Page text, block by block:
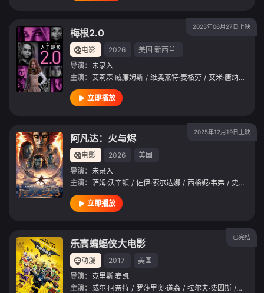
2025年06月27日上映
梅根2.0
电影 2026 美国 新西兰
导演： 未录入
主演： 艾莉森·威廉姆斯 / 维奥莱特·麦格劳 / 艾米·唐纳德
立即播放
2025年12月19日上映
阿凡达：火与烬
电影 2026
美国
导演： 未录入
主演： 萨姆·沃辛顿 / 佐伊·索尔达娜 / 西格妮·韦弗 / 史蒂芬·朗
立即播放
已完结
乐高蝙蝠侠大电影
动漫 2017
美国
导演： 克里斯·麦凯
主演： 威尔·阿奈特 / 罗莎里奥·道森 / 拉尔夫·费因斯 / 迈克尔·